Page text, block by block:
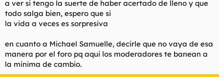
casados, tenemos dos hijos y soy un tio afortunado, acerté de
lleno!!
felices, os comais las perdices (Y lo que os apetezca) y suerte
a ver si tengo la suerte de haber acertado de lleno y que
todo salga bien, espero que si
la vida a veces es sorpresiva
en cuanto a Michael Samuelle, decirle que no vaya de esa
manera por el foro pq aqui los moderadores te banean a
la minima de cambio.